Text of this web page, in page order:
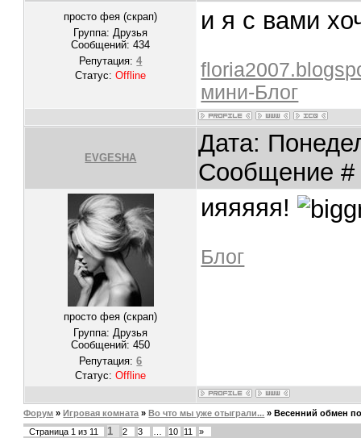
просто фея (скрап)
Группа: Друзья
Сообщений:434
Репутация:4
Статус:Offline
и я с вами
мини-Блог
EVGESHA
Дата:
Сообщение
просто фея (скрап)
Группа: Друзья
Сообщений:450
Репутация:6
Статус:Offline
ияяяяя!
Блог
Форум » Игровая комната » Во что мы уже отыграли... » Весенний обмен
Страница 1 из 11 1 2 3 10 11 »